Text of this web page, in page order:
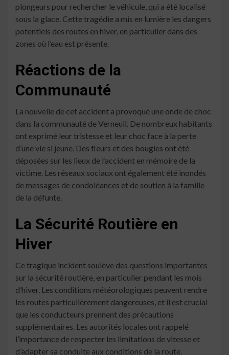
plongeurs pour rechercher le véhicule, qui a été localisé
sous la glace. Cette tragédie a mis en lumière les dangers
potentiels des routes en hiver, en particulier dans des
zones où l’eau est présente.
Réactions de la
Communauté
La nouvelle de cet accident a provoqué une onde de choc
dans la communauté de Verneuil. De nombreux habitants
ont exprimé leur tristesse et leur choc face à la perte
d’une vie si jeune. Des fleurs et des bougies ont été
déposées sur les lieux de l’accident en mémoire de la
victime. Les réseaux sociaux ont également été inondés
de messages de condoléances et de soutien à la famille
de la défunte.
La Sécurité Routière en
Hiver
Ce tragique incident soulève des questions importantes
sur la sécurité routière, en particulier pendant les mois
d’hiver. Les conditions météorologiques peuvent rendre
les routes particulièrement dangereuses, et il est crucial
que les conducteurs prennent des précautions
supplémentaires. Les autorités locales ont rappelé
l’importance de respecter les limitations de vitesse et
d’adapter sa conduite aux conditions de la route.